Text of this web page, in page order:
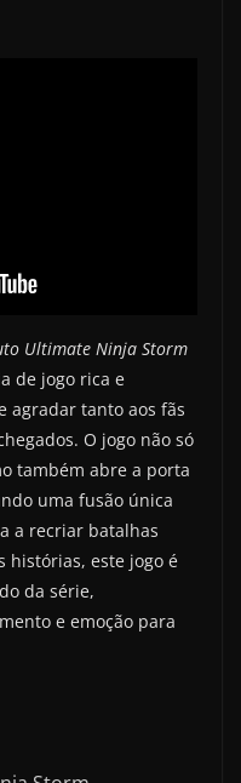
Ultimate Ninja Storm
de jogo rica e
agradar tanto aos fãs
O jogo não só
também abre a porta
uma fusão única
a recriar batalhas
histórias, este jogo é
da série,
e emoção para